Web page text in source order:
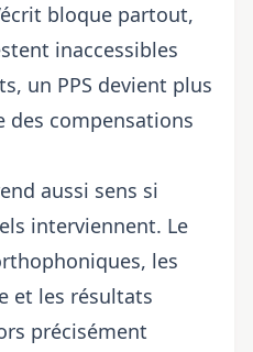
bloque partout,
inaccessibles
un PPS devient plus
des compensations
aussi sens si
interviennent. Le
les
et les résultats
précisément